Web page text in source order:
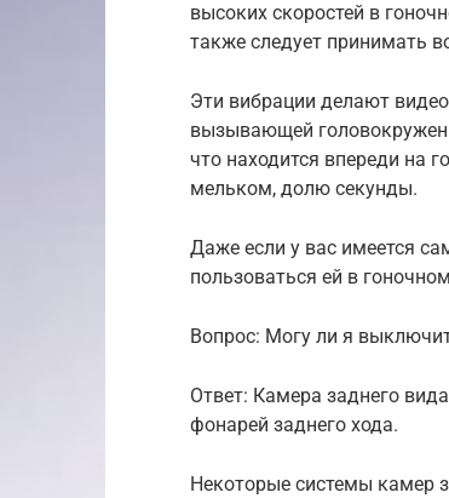
высоких скоростей в
также следует принимать
Эти вибрации делают
вызывающей
что находится впереди на
мельком, долю секунды.
Даже если у вас имеется
пользоваться ей в
Вопрос: Могу ли я
Ответ: Камера заднего
фонарей заднего хода.
Некоторые системы камер